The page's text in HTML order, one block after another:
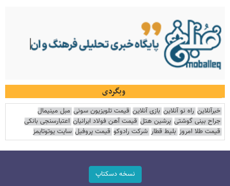
وبگردی
خبرآنلاین راه نو آنلاین بازی آنلاین قیمت تلویزیون سونی مبل مینیمال
جراح بینی گوشتی پرشین هتل قیمت آهن فولاد ایرانیان اعتبارسنجی بانکی
قیمت طلا امروز بلیط قطار شرکت رادوکو قیمت پروفیل سایت یوتوتایمز
نسخه دسکتاپ